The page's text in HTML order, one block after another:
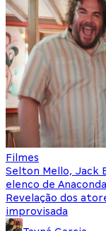
Filmes
Selton Mello, Jack
elenco de Anaconda
Revelação dos
improvisada